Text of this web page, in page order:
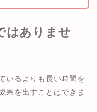
はありませ
いるよりも長い時間を
果を出すことはできま